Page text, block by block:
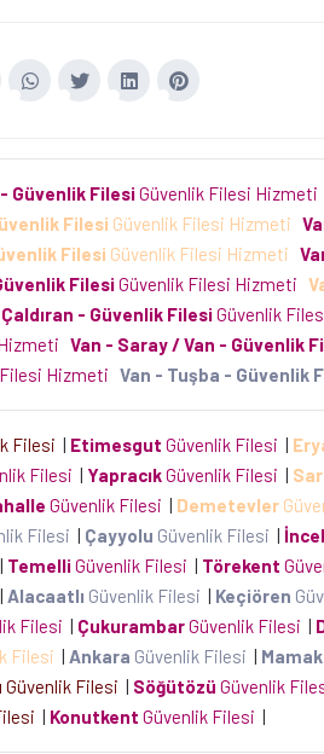
Güvenlik FilesiGüvenlik Filesi Hizmeti
Filesi Güvenlik Filesi Hizmeti
Filesi Güvenlik Filesi Hizmeti
FilesiGüvenlik Filesi Hizmeti
- Güvenlik FilesiGüvenlik
Van - Saray / Van - Güvenlik
Hizmeti Van - Tuşba - Güvenlik
Filesi | Etimesgut Güvenlik Filesi |
Filesi | YapracıkGüvenlik Filesi |
Güvenlik Filesi | Demetevler
Filesi | Çayyolu Güvenlik Filesi |
| TemelliGüvenlik Filesi | Törekent
| Alacaatlı Güvenlik Filesi | Keçiören
Filesi | ÇukurambarGüvenlik Filesi |
Filesi | Ankara Güvenlik Filesi | Mamak
Güvenlik Filesi | Söğütözü Güvenlik
| Konutkent Güvenlik Filesi |